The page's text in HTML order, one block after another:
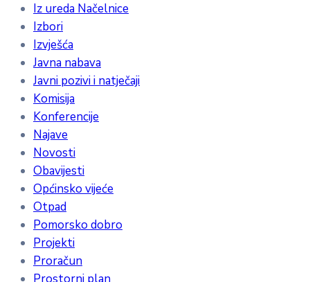
Iz ureda Načelnice
Izbori
Izvješća
Javna nabava
Javni pozivi i natječaji
Komisija
Konferencije
Najave
Novosti
Obavijesti
Općinsko vijeće
Otpad
Pomorsko dobro
Projekti
Proračun